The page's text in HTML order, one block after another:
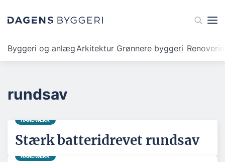
Byggeri og anlægArkitektur Grønnere byggeri
rundsav
HÅNDVÆRK
Stærk batteridrevet rundsav
HÅNDVÆRK